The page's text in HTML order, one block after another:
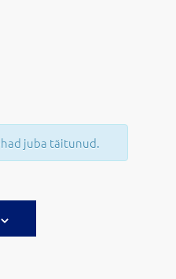
juba täitunud.